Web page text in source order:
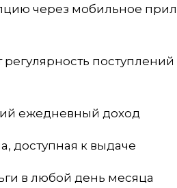
через мобильное
поступлений
ежедневный доход
доступная к выдаче
в любой день месяца